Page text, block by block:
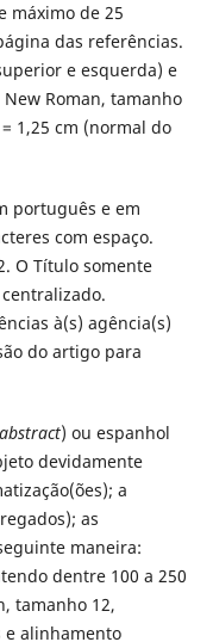
máximo de 25
das referências.
e esquerda) e
Roman, tamanho
1,25 cm (normal do
português e em
com espaço.
O Título somente
à(s) agência(s)
do artigo para
abstract) ou espanhol
devidamente
a
as
maneira:
dentre 100 a 250
tamanho 12,
e alinhamento